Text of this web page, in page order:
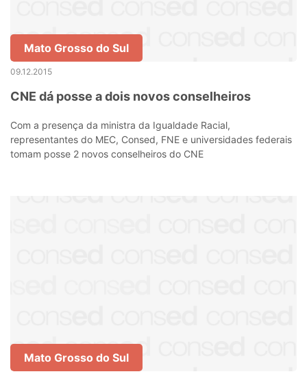
Mato Grosso do Sul
09.12.2015
CNE dá posse a dois novos conselheiros
Com a presença da ministra da Igualdade Racial,
representantes do MEC, Consed, FNE e universidades federais
tomam posse 2 novos conselheiros do CNE
Mato Grosso do Sul